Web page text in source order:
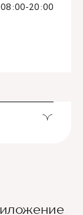
08:00-20:00